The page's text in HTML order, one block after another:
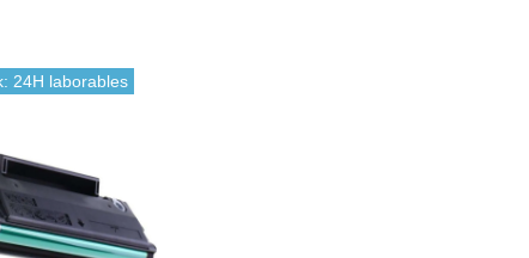
24H laborables